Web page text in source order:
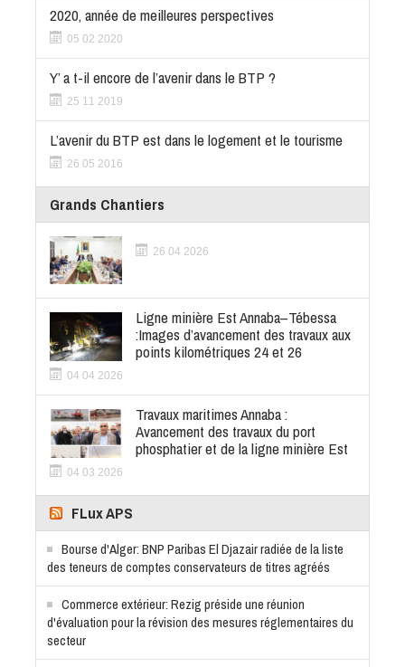
2020, année de meilleures perspectives
05 02 2020
Y’ a t-il encore de l’avenir dans le BTP ?
25 11 2019
L’avenir du BTP est dans le logement et le tourisme
26 05 2016
Grands Chantiers
26 04 2026
Ligne minière Est Annaba–Tébessa
:Images d’avancement des travaux aux
points kilométriques 24 et 26
04 04 2026
Travaux maritimes Annaba :
Avancement des travaux du port
phosphatier et de la ligne minière Est
04 03 2026
FLux APS
Bourse d'Alger: BNP Paribas El Djazair radiée de la liste
des teneurs de comptes conservateurs de titres agréés
Commerce extérieur: Rezig préside une réunion
d'évaluation pour la révision des mesures réglementaires du
secteur